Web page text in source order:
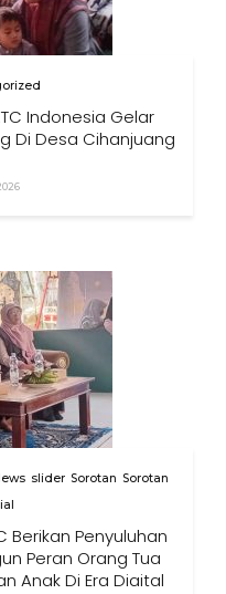
Indonesia Gelar
Di Desa Cihanjuang
slider Sorotan Sorotan
Berikan Penyuluhan
Peran Orang Tua
Anak Di Era Digital